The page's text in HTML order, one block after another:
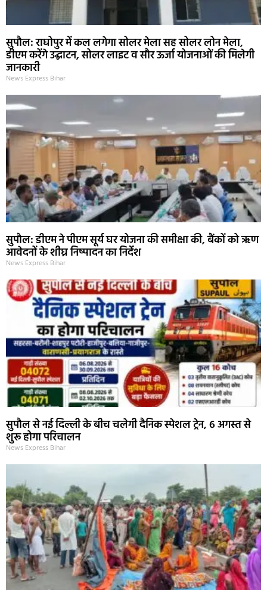
सुपौल: राघोपुर में कल लगेगा सोलर मेला सह सोलर लोन मेला,
डीएम करेंगे उद्घाटन, सोलर लाइट व सौर ऊर्जा योजनाओं की मिलेगी
जानकारी
News Express Bihar
सुपौल: डीएम ने पीएम सूर्य घर योजना की समीक्षा की, बैंकों को ऋण
आवेदनों के शीघ्र निष्पादन का निर्देश
News Express Bihar
सुपौल से नई दिल्ली के बीच चलेगी दैनिक स्पेशल ट्रेन, 6 अगस्त से
शुरू होगा परिचालन
News Express Bihar